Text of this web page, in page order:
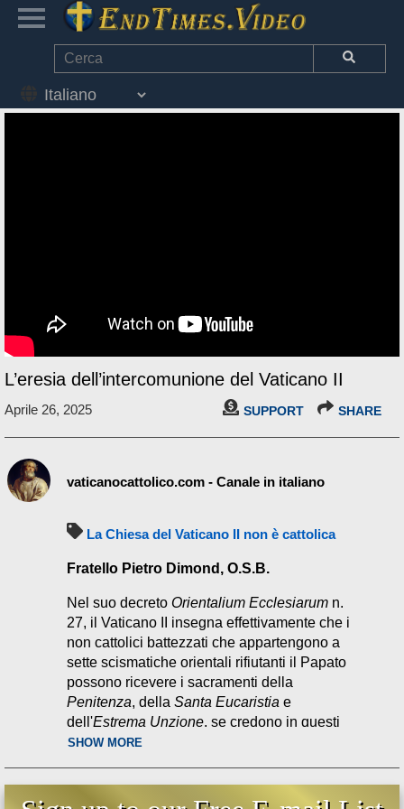
L’eresia dell’intercomunione del Vaticano II
Aprile 26, 2025 SUPPORT SHARE
vaticanocattolico.com - Canale in italiano
La Chiesa del Vaticano II non è cattolica
Fratello Pietro Dimond, O.S.B.
Nel suo decreto Orientalium Ecclesiarum n.
27, il Vaticano II insegna effettivamente che i
non cattolici battezzati che appartengono a
sette scismatiche orientali rifiutanti il Papato
possono ricevere i sacramenti della
Penitenza, della Santa Eucaristia e
dell'Estrema Unzione, se credono in questi
sacramenti - anche se non hanno la fede
cattolica.
SHOW MORE